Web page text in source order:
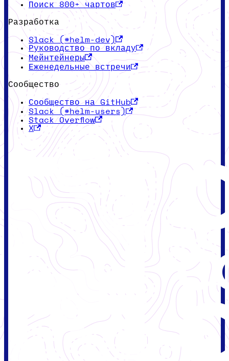
Поиск 800+ чартов
Разработка
Slack (#helm-dev)
Руководство по вкладу
Мейнтейнеры
Еженедельные встречи
Сообщество
Сообщество на GitHub
Slack (#helm-users)
Stack Overflow
X